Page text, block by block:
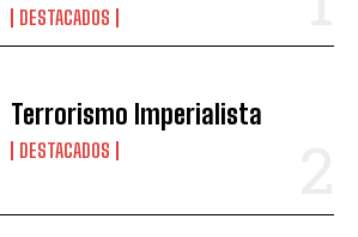
DESTACADOS
Terrorismo Imperialista
DESTACADOS